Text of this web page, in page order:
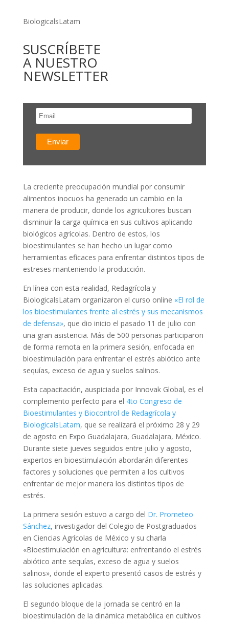
BiologicalsLatam
SUSCRÍBETE
A NUESTRO
NEWSLETTER
La creciente preocupación mundial por consumir
alimentos inocuos ha generado un cambio en la
manera de producir, donde los agricultores buscan
disminuir la carga química en sus cultivos aplicando
biológicos agrícolas. Dentro de estos, los
bioestimulantes se han hecho un lugar como
herramientas eficaces para enfrentar distintos tipos de
estreses manteniendo la producción.
En línea con esta realidad, Redagrícola y
BiologicalsLatam organizaron el curso online «El rol de
los bioestimulantes frente al estrés y sus mecanismos
de defensa», que dio inicio el pasado 11 de julio con
una gran asistencia. Más de 500 personas participaron
de forma remota en la primera sesión, enfocada en
bioestimulación para enfrentar el estrés abiótico ante
sequías, exceso de agua y suelos salinos.
Esta capacitación, auspiciada por Innovak Global, es el
complemento perfecto para el 4to Congreso de
Bioestimulantes y Biocontrol de Redagrícola y
BiologicalsLatam, que se realizará el próximo 28 y 29
de agosto en Expo Guadalajara, Guadalajara, México.
Durante siete jueves seguidos entre julio y agosto,
expertos en bioestimulación abordarán diferentes
factores y soluciones que permiten a los cultivos
enfrentar de mejor manera los distintos tipos de
estrés.
La primera sesión estuvo a cargo del Dr. Prometeo
Sánchez, investigador del Colegio de Postgraduados
en Ciencias Agrícolas de México y su charla
«Bioestimulación en agricultura: enfrentando el estrés
abiótico ante sequías, exceso de agua y suelos
salinos», donde el experto presentó casos de estrés y
las soluciones aplicadas.
El segundo bloque de la jornada se centró en la
bioestimulación de la dinámica metabólica en cultivos